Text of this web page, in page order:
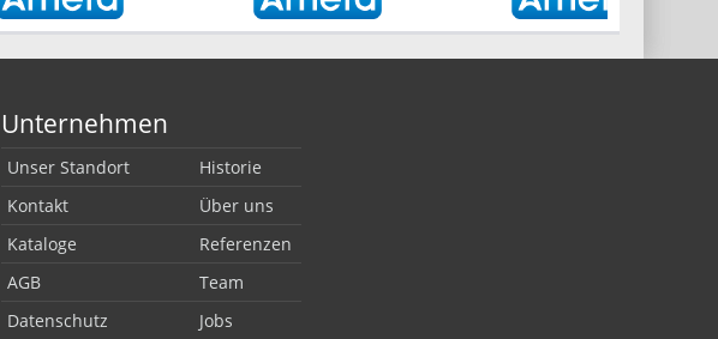
Unternehmen
Unser Standort
Historie
Kontakt
Über uns
Kataloge
Referenzen
AGB
Team
Datenschutz
Jobs